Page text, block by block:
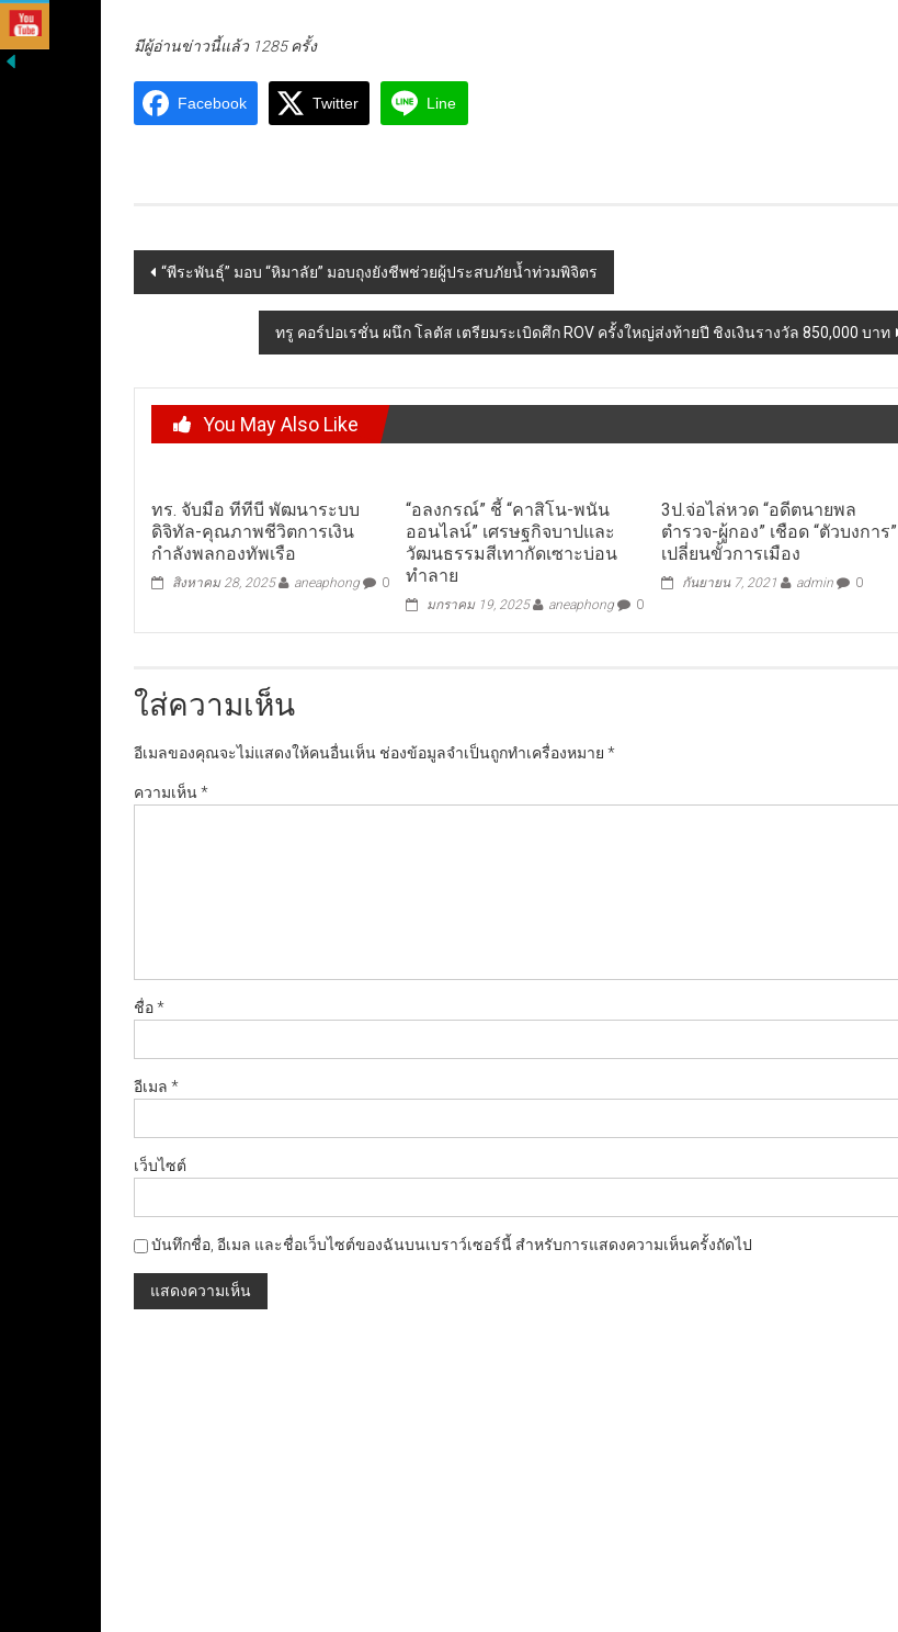
มีผู้อ่านข่าวนี้แล้ว 1285 ครั้ง
Facebook Twitter Line
Post
navigation
“พีระพันธุ์” มอบ “หิมาลัย” มอบถุงยังชีพช่วยผู้ประสบภัยน้ำท่วมพิจิตร
ทรู คอร์ปอเรชั่น ผนึก โลตัส เตรียมระเบิดศึก ROV ครั้งใหญ่ส่งท้ายปี ชิงเงินรางวัล 850,000 บาท
You May Also Like
ทร. จับมือ ทีทีบี พัฒนาระบบ
ดิจิทัล-คุณภาพชีวิตการเงิน
กำลังพลกองทัพเรือ
สิงหาคม 28, 2025 aneaphong 0
“อลงกรณ์” ชี้ “คาสิโน-พนัน
ออนไลน์” เศรษฐกิจบาปและ
วัฒนธรรมสีเทากัดเซาะบ่อน
ทำลาย
มกราคม 19, 2025 aneaphong 0
3ป.จ่อไล่หวด “อดีตนายพล
ตำรวจ-ผู้กอง” เชือด “ตัวบงการ”
เปลี่ยนขั้วการเมือง
กันยายน 7, 2021 admin 0
ใส่ความเห็น
อีเมลของคุณจะไม่แสดงให้คนอื่นเห็น ช่องข้อมูลจำเป็นถูกทำเครื่องหมาย *
ความเห็น*
ชื่อ*
อีเมล *
เว็บไซต์
บันทึกชื่อ, อีเมล และชื่อเว็บไซต์ของฉันบนเบราว์เซอร์นี้ สำหรับการแสดงความเห็นครั้งถัดไป